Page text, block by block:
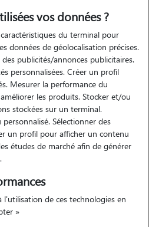
vos données ?
du terminal pour
données de géolocalisation précises.
publicités/annonces publicitaires.
personnalisées. Créer un profil
Mesurer la performance du
les produits. Stocker et/ou
stockées sur un terminal.
Sélectionner des
un profil pour afficher un contenu
études de marché afin de générer
l'utilisation de ces technologies en
»